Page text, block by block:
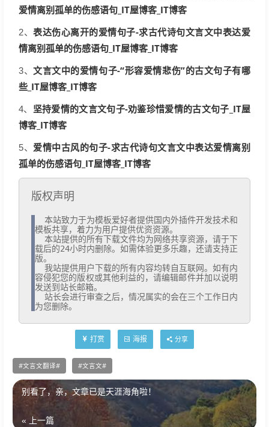
爱情离别孤单的伤感语句_IT屋博客_IT博客
2、表达伤心离开的爱情句子-求古代诗句文言文中表达爱
情离别孤单的伤感语句_IT屋博客_IT博客
3、文言文中的爱情句子-“形容爱情悲伤”的古文句子有哪
些_IT屋博客_IT博客
4、 坚持爱情的文言文句子-劝鉴珍惜爱情的古文句子_IT屋
博客_IT博客
5、 爱情中古风的句子-求古代诗句文言文中表达爱情离别
孤单的伤感语句_IT屋博客_IT博客
版权声明
模板共享，着力为用户提供优资资源。
载后的24小时内删除。如需体验更多乐趣，还请支持正
版。
容侵犯您的版权或其他利益的，请编辑邮件并加以说明
发送到站长邮箱。
为您删除。
打赏 海报 分享
文言文翻译 文言文
别看了，亲，文章已是天涯海角啦！
« 上一篇